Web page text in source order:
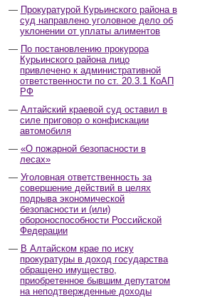
Прокуратурой Курьинского района в
суд направлено уголовное дело об
уклонении от уплаты алиментов
По постановлению прокурора
Курьинского района лицо
привлечено к административной
ответственности по ст. 20.3.1 КоАП
РФ
Алтайский краевой суд оставил в
силе приговор о конфискации
автомобиля
«О пожарной безопасности в
лесах»
Уголовная ответственность за
совершение действий в целях
подрыва экономической
безопасности и (или)
обороноспособности Российской
Федерации
В Алтайском крае по иску
прокуратуры в доход государства
обращено имущество,
приобретенное бывшим депутатом
на неподтвержденные доходы